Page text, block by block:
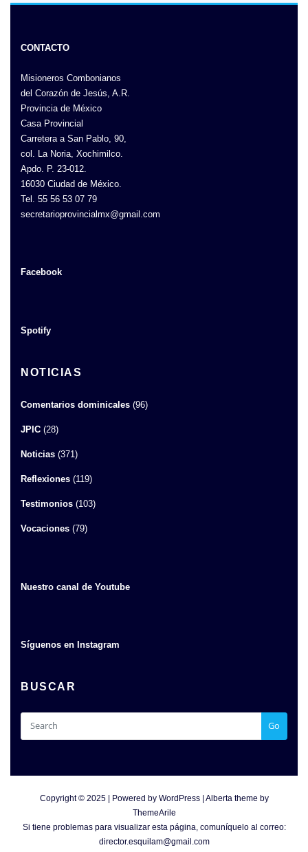
CONTACTO
Misioneros Combonianos
del Corazón de Jesús, A.R.
Provincia de México
Casa Provincial
Carretera a San Pablo, 90,
col. La Noria, Xochimilco.
Apdo. P. 23-012.
16030 Ciudad de México.
Tel. 55 56 53 07 79
secretarioprovincialmx@gmail.com
Facebook
Spotify
NOTICIAS
Comentarios dominicales (96)
JPIC (28)
Noticias (371)
Reflexiones (119)
Testimonios (103)
Vocaciones (79)
Nuestro canal de Youtube
Síguenos en Instagram
BUSCAR
Go
Copyright © 2025 | Powered by WordPress
Alberta theme by
ThemeArile
Si tiene problemas para visualizar esta página, comuníquelo al correo:
director.esquilam@gmail.com